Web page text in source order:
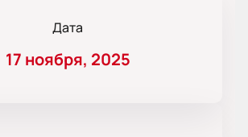
Дата
17 ноября, 2025